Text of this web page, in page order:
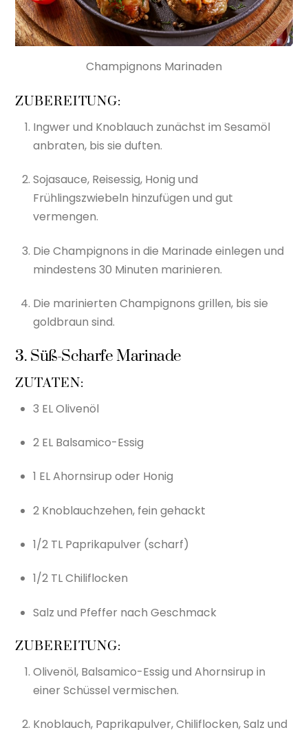
Champignons Marinaden
ZUBEREITUNG:
Ingwer und Knoblauch zunächst im Sesamöl
anbraten, bis sie duften.
Sojasauce, Reisessig, Honig und
Frühlingszwiebeln hinzufügen und gut
vermengen.
Die Champignons in die Marinade einlegen und
mindestens 30 Minuten marinieren.
Die marinierten Champignons grillen, bis sie
goldbraun sind.
3. Süß-Scharfe Marinade
ZUTATEN:
3 EL Olivenöl
2 EL Balsamico-Essig
1 EL Ahornsirup oder Honig
2 Knoblauchzehen, fein gehackt
1/2 TL Paprikapulver (scharf)
1/2 TL Chiliflocken
Salz und Pfeffer nach Geschmack
ZUBEREITUNG:
Olivenöl, Balsamico-Essig und Ahornsirup in
einer Schüssel vermischen.
Knoblauch, Paprikapulver, Chiliflocken, Salz und